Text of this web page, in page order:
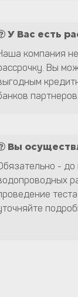
У Вас есть
компания
Вы
партнеров.
Вы
-